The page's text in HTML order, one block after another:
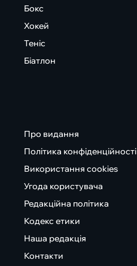
Бокс
Хокей
Теніс
Біатлон
Про видання
Політика конфіденційності
Використання cookies
Угода користувача
Редакційна політика
Кодекс етики
Наша редакція
Контакти